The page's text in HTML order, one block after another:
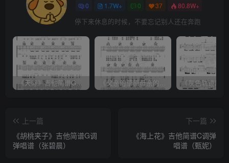
0 1.7W+ 0 37 80.8W+
停下来休息的时候，不要忘记别人还在奔跑
上一篇
《胡桃夹子》吉他简谱G调
弹唱谱（张碧晨）
下一篇
《海上花》吉他简谱C调弹
唱谱（甄妮）